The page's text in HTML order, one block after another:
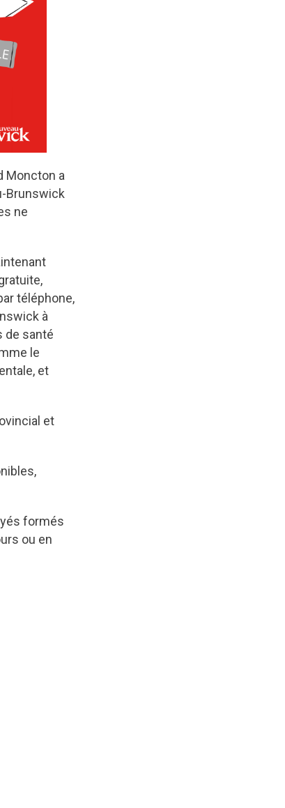
Moncton a
Brunswick
ne
téléphone,
à
de santé
le
et
et
formés
ou en